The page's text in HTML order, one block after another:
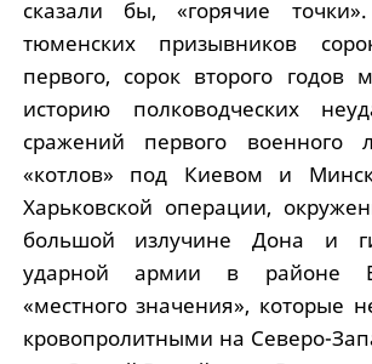
сказали бы, «горячие
тюменских призывников
первого, сорок второго годов
историю полководческих
сражений первого военного
«котлов» под Киевом и
Харьковской операции,
большой излучине Дона и
ударной армии в районе
«местного значения», которые
кровопролитными на Северо-